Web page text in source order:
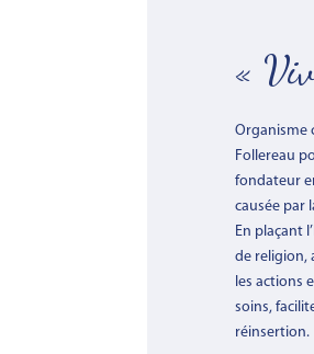
«
Organisme
Follereau
fondateur
causée par
En plaçant
de religion,
les actions
soins,
réinsertion.